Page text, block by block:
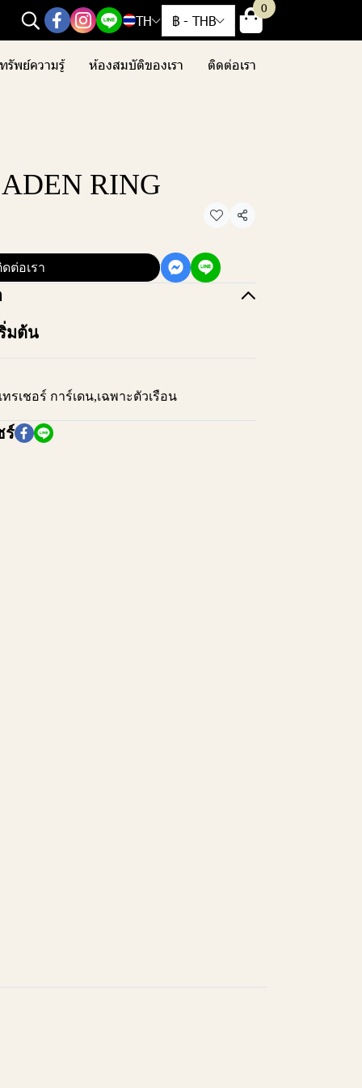
TH ฿ - THB
0
รัพย์ความรู้ ห้องสมบัติของเรา ติดต่อเรา
RING
แชร์
ดต่อเรา
มต้น
เทรเชอร์ การ์เดน,เฉพาะตัวเรือน
ร์